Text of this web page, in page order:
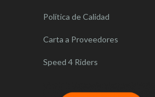
Política de Calidad
Carta a Proveedores
Speed 4 Riders